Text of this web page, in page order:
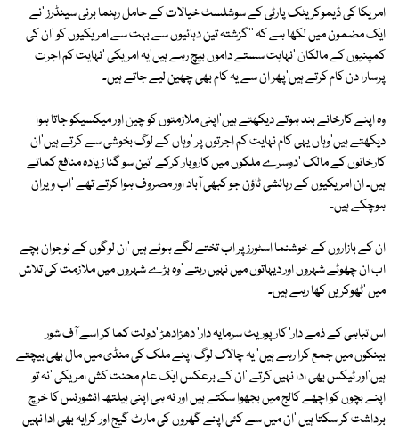
امریکا کی ڈیموکریٹک پارٹی کے سوشلسٹ خیالات کے حامل رہنما برنی سینڈرز 'نے
ایک مضمون میں لکھا ہے کہ ''گزشتہ تین دہائیوں سے بہت سے امریکیوں کو 'ان کی
کمپنیوں کے مالکان 'نہایت سستے داموں بیچ رہے ہیں'یہ امریکی 'نہایت کم اجرت
پرسارا دن کام کرتے ہیں'پھر ان سے یہ کام بھی چھین لیے جاتے ہیں۔
وہ اپنے کارخانے بند ہوتے دیکھتے ہیں'اپنی ملازمتوں کو چین اور میکسیکو جاتا ہوا
دیکھتے ہیں'وہاں یہی کام نہایت کم اجرتوں پر 'وہاں کے لوگ بخوشی سے کرتے ہیں'ان
کارخانوں کے مالک 'دوسرے ملکوں میں کاروبار کرکے 'تین سو گنا زیادہ منافع کماتے
ہیں۔ ان امریکیوں کے رہائشی ٹاؤن جو کبھی آباد اور مصروف ہوا کرتے تھے 'اب ویران
ہوچکے ہیں۔
ان کے بازاروں کے خوشنما اسٹورز پر اب تختے لگے ہوئے ہیں 'ان لوگوں کے نوجوان بچے
اب ان چھوٹے شہروں اور دیہاتوں میں نہیں رہتے 'وہ بڑے شہروں میں ملازمت کی تلاش
میں 'ٹھوکریں کھا رہے ہیں۔
اس تباہی کے ذمے دار' کارپوریٹ سرمایہ دار' دھڑادھڑ 'دولت کما کر اسے آف شور
بینکوں میں جمع کرا رہے ہیں' یہ چالاک لوگ اپنے ملک کی منڈی میں مال بھی بیچتے
ہیں'اور ٹیکس بھی ادا نہیں کرتے 'ان کے برعکس ایک عام محنت کش امریکی 'نہ تو
اپنے بچوں کو اچھے کالج میں بجھوا سکتے ہیں اور نہ ہی اپنی ہیلتھ انشورنس کا خرچ
برداشت کر سکتا ہیں 'ان میں سے کئی اپنے گھروں کی مارٹ گیج اور کرایہ بھی ادا نہیں